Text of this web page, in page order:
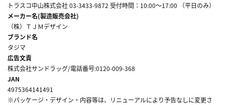
トラスコ中山株式会社 03-3433-9872 受付時間：10:00～17:00 （平日のみ）
メーカー名(製造販売会社)
（株）ＴＪＭデザイン
ブランド名
タジマ
広告文責
株式会社サンドラッグ/電話番号:0120-009-368
JAN
4975364141491
※パッケージ・デザイン・内容等は、リニューアルにより予告なしに変更さ